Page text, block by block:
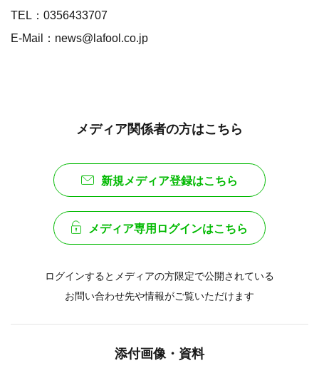
TEL：0356433707
E-Mail：news@lafool.co.jp
メディア関係者の方はこちら
新規メディア登録はこちら
メディア専用ログインはこちら
ログインするとメディアの方限定で公開されている
お問い合わせ先や情報がご覧いただけます
添付画像・資料